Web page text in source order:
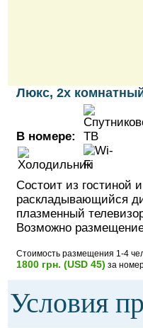
Люкс, 2х
В номере:
Состоит из гостиной
раскладывающийся
плазменный
Возможно
Стоимость размещения 1-4
1800 грн. (USD 45) за
Условия